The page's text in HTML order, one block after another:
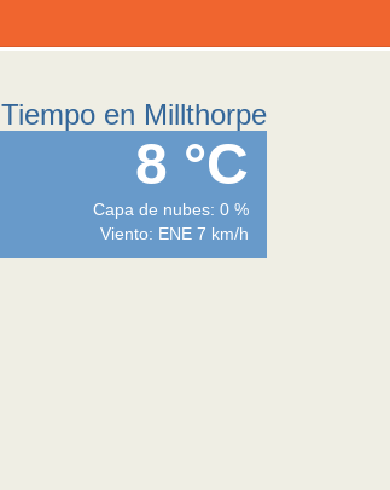
Tiempo en Millthorpe
8 °C
Capa de nubes: 0 %
Viento: ENE 7 km/h